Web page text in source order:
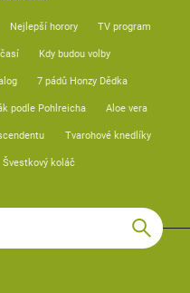
Nejlepší horory TV program
Kdy budou volby
7 pádů Honzy Dědka
podle Pohlreicha Aloe vera
Tvarohové knedlíky
Švestkový koláč